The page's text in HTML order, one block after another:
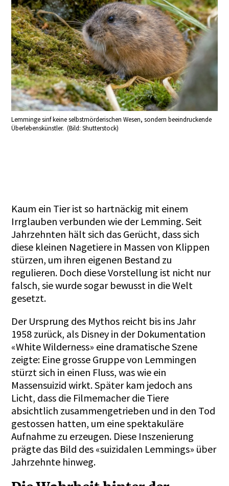
Lemminge sinf keine selbstmörderischen Wesen, sondern beeindruckende
Überlebenskünstler. (Bild: Shutterstock)
Kaum ein Tier ist so hartnäckig mit einem
Irrglauben verbunden wie der Lemming. Seit
Jahrzehnten hält sich das Gerücht, dass sich
diese kleinen Nagetiere in Massen von Klippen
stürzen, um ihren eigenen Bestand zu
regulieren. Doch diese Vorstellung ist nicht nur
falsch, sie wurde sogar bewusst in die Welt
gesetzt.
Der Ursprung des Mythos reicht bis ins Jahr
1958 zurück, als Disney in der Dokumentation
«White Wilderness» eine dramatische Szene
zeigte: Eine grosse Gruppe von Lemmingen
stürzt sich in einen Fluss, was wie ein
Massensuizid wirkt. Später kam jedoch ans
Licht, dass die Filmemacher die Tiere
absichtlich zusammengetrieben und in den Tod
gestossen hatten, um eine spektakuläre
Aufnahme zu erzeugen. Diese Inszenierung
prägte das Bild des «suizidalen Lemmings» über
Jahrzehnte hinweg.